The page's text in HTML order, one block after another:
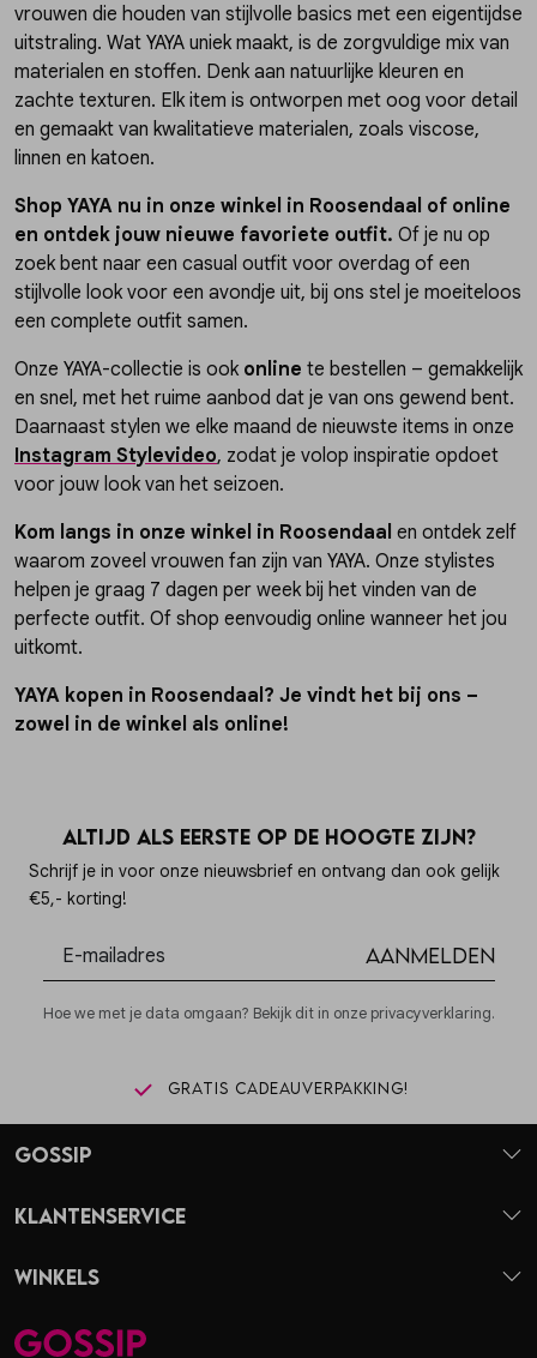
vrouwen die houden van stijlvolle basics met een eigentijdse
uitstraling. Wat YAYA uniek maakt, is de zorgvuldige mix van
materialen en stoffen. Denk aan natuurlijke kleuren en
zachte texturen. Elk item is ontworpen met oog voor detail
en gemaakt van kwalitatieve materialen, zoals viscose,
linnen en katoen.
Shop YAYA nu in onze winkel in Roosendaal of online
en ontdek jouw nieuwe favoriete outfit. Of je nu op
zoek bent naar een casual outfit voor overdag of een
stijlvolle look voor een avondje uit, bij ons stel je moeiteloos
een complete outfit samen.
Onze YAYA-collectie is ook online te bestellen – gemakkelijk
en snel, met het ruime aanbod dat je van ons gewend bent.
Daarnaast stylen we elke maand de nieuwste items in onze
Instagram Stylevideo, zodat je volop inspiratie opdoet
voor jouw look van het seizoen.
Kom langs in onze winkel in Roosendaal en ontdek zelf
waarom zoveel vrouwen fan zijn van YAYA. Onze stylistes
helpen je graag 7 dagen per week bij het vinden van de
perfecte outfit. Of shop eenvoudig online wanneer het jou
uitkomt.
YAYA kopen in Roosendaal? Je vindt het bij ons –
zowel in de winkel als online!
Altijd als eerste op de hoogte zijn?
Schrijf je in voor onze nieuwsbrief en ontvang dan ook gelijk
€5,- korting!
Aanmelden
Hoe we met je data omgaan? Bekijk dit in onze privacyverklaring.
Gratis cadeauverpakking!
Gossip
Klantenservice
Winkels